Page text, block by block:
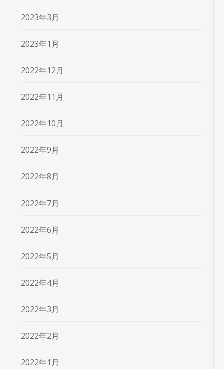
2023年3月
2023年1月
2022年12月
2022年11月
2022年10月
2022年9月
2022年8月
2022年7月
2022年6月
2022年5月
2022年4月
2022年3月
2022年2月
2022年1月